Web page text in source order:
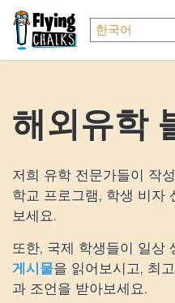
해외유학
저희 유학 전문가들이 작
학교 프로그램, 학생 비자
보세요.
또한, 국제 학생들이 일상
게시물을 읽어보시고, 최
과 조언을 받아보세요.